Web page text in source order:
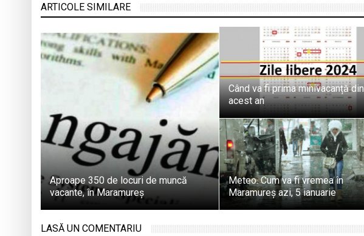
ARTICOLE SIMILARE
Aproape 350 de locuri de muncă
vacante, în Maramureș
Când va fi prima minivacanță din
acest an
Meteo. Cum va fi vremea în
Maramureș azi, 5 ianuarie
LASĂ UN COMENTARIU